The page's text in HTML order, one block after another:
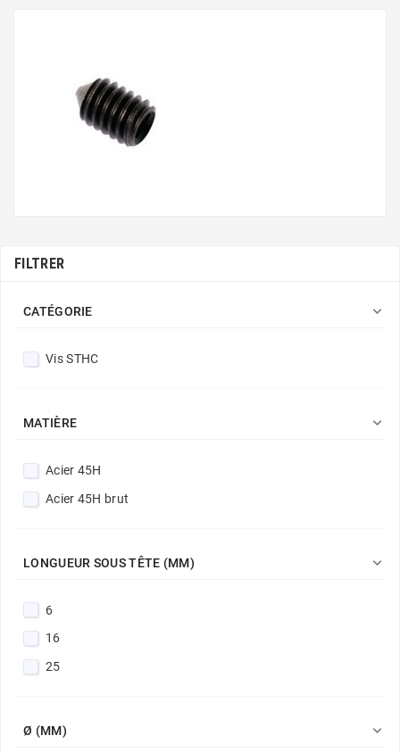
FILTRER
CATÉGORIE 
Vis STHC
MATIÈRE 
Acier 45H
Acier 45H brut
LONGUEUR SOUS TÊTE (MM) 
6
16
25
Ø (MM) 